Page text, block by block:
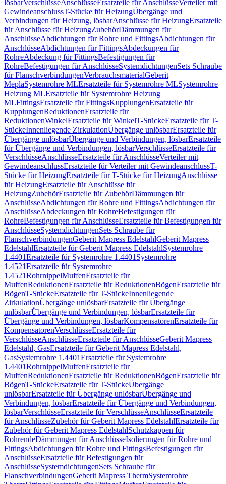
lösbarVerschlüsseAnschlüsseErsatzteile für AnschlüsseVerteiler mit
GewindeanschlussT-Stücke für HeizungÜbergänge und
Verbindungen für Heizung, lösbarAnschlüsse für HeizungErsatzteile
für Anschlüsse für HeizungZubehörDämmungen für
AnschlüsseAbdichtungen für Rohre und FittingsAbdichtungen für
AnschlüsseAbdichtungen für FittingsAbdeckungen für
RohreAbdeckung für FittingsBefestigungen für
RohreBefestigungen für AnschlüsseSystemdichtungenSets Schraube
für FlanschverbindungenVerbrauchsmaterialGeberit
MeplaSystemrohre MLErsatzteile für Systemrohre MLSystemrohre
Heizung MLErsatzteile für Systemrohre Heizung
MLFittingsErsatzteile für FittingsKupplungenErsatzteile für
KupplungenReduktionenErsatzteile für
ReduktionenWinkelErsatzteile für WinkelT-StückeErsatzteile für T-
StückeInnenliegende ZirkulationÜbergänge unlösbarErsatzteile für
Übergänge unlösbarÜbergänge und Verbindungen, lösbarErsatzteile
für Übergänge und Verbindungen, lösbarVerschlüsseErsatzteile für
VerschlüsseAnschlüsseErsatzteile für AnschlüsseVerteiler mit
GewindeanschlussErsatzteile für Verteiler mit GewindeanschlussT-
Stücke für HeizungErsatzteile für T-Stücke für HeizungAnschlüsse
für HeizungErsatzteile für Anschlüsse für
HeizungZubehörErsatzteile für ZubehörDämmungen für
AnschlüsseAbdichtungen für Rohre und FittingsAbdichtungen für
AnschlüsseAbdeckungen für RohreBefestigungen für
RohreBefestigungen für AnschlüsseErsatzteile für Befestigungen für
AnschlüsseSystemdichtungenSets Schraube für
FlanschverbindungenGeberit Mapress EdelstahlGeberit Mapress
EdelstahlErsatzteile für Geberit Mapress EdelstahlSystemrohre
1.4401Ersatzteile für Systemrohre 1.4401 Systemrohre
1.4521Ersatzteile für Systemrohre
1.4521RohrnippelMuffenErsatzteile für
MuffenReduktionenErsatzteile für ReduktionenBögenErsatzteile für
BögenT-StückeErsatzteile für T-StückeInnenliegende
ZirkulationÜbergänge unlösbarErsatzteile für Übergänge
unlösbarÜbergänge und Verbindungen, lösbarErsatzteile für
Übergänge und Verbindungen, lösbarKompensatorenErsatzteile für
KompensatorenVerschlüsseErsatzteile für
VerschlüsseAnschlüsseErsatzteile für AnschlüsseGeberit Mapress
Edelstahl, GasErsatzteile für Geberit Mapress Edelstahl,
GasSystemrohre 1.4401Ersatzteile für Systemrohre
1.4401RohrnippelMuffenErsatzteile für
MuffenReduktionenErsatzteile für ReduktionenBögenErsatzteile für
BögenT-StückeErsatzteile für T-StückeÜbergänge
unlösbarErsatzteile für Übergänge unlösbarÜbergänge und
Verbindungen, lösbarErsatzteile für Übergänge und Verbindungen,
lösbarVerschlüsseErsatzteile für VerschlüsseAnschlüsseErsatzteile
für AnschlüsseZubehör für Geberit Mapress EdelstahlErsatzteile für
Zubehör für Geberit Mapress EdelstahlSchutzkappen für
RohrendeDämmungen für AnschlüsseIsolierungen für Rohre und
FittingsAbdichtungen für Rohre und FittingsBefestigungen für
AnschlüsseErsatzteile für Befestigungen für
AnschlüsseSystemdichtungenSets Schraube für
FlanschverbindungenGeberit Mapress ThermSystemrohre